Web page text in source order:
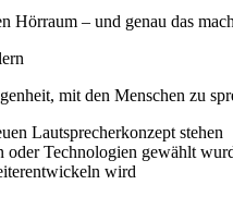
Hörraum – und genau das
mit den Menschen zu
Lautsprecherkonzept stehen
oder Technologien gewählt
wird